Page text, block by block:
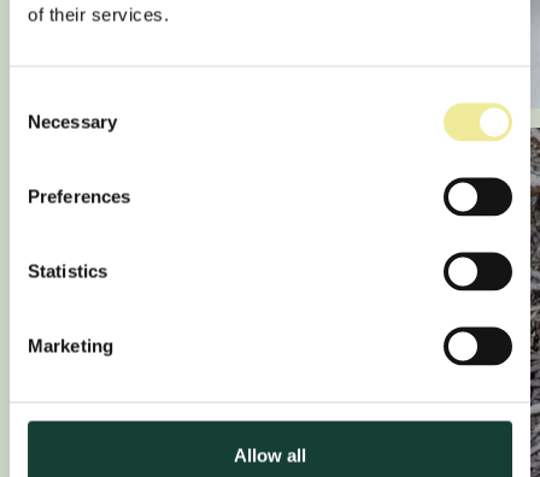
of their services.
Selection
Necessary
Preferences
Statistics
Marketing
Allow all